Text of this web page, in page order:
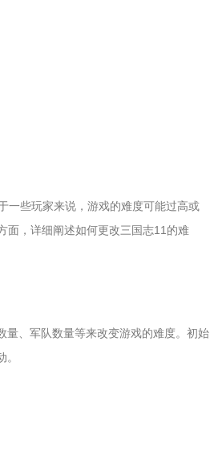
一些玩家来说，游戏的难度可能过高或
面，详细阐述如何更改三国志11的难
量、军队数量等来改变游戏的难度。初始